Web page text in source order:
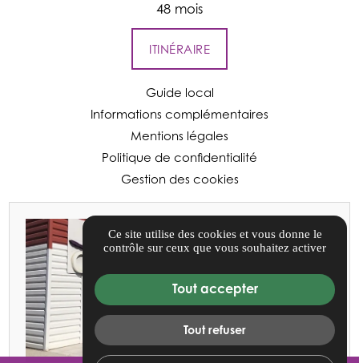
48 mois
ITINÉRAIRE
Guide local
Informations complémentaires
Mentions légales
Politique de confidentialité
Gestion des cookies
Ce site utilise des cookies et vous donne le
contrôle sur ceux que vous souhaitez activer
Tout accepter
Tout refuser